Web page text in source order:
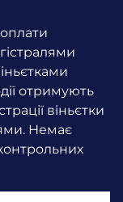
отримують
віньєтки
Немає